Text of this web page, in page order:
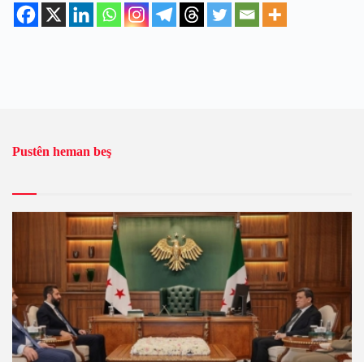
Pustên heman beş